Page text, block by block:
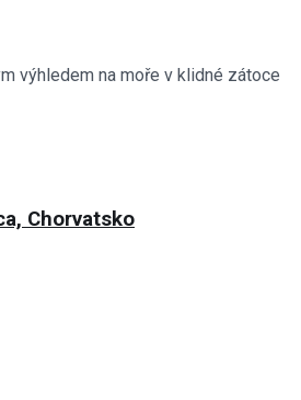
výhledem na moře v klidné zátoce
Chorvatsko